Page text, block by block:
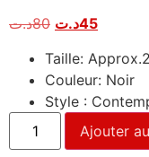
80د.ت 45د.ت
Taille:
Couleur: Noir
Style :
Ajouter